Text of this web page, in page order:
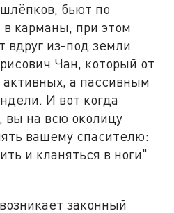
бьют по
в карманы, при этом
вдруг из-под земли
Чан, который от
а пассивным
И вот когда
вы на всю околицу
вашему спасителю:
и кланяться в ноги"
законный